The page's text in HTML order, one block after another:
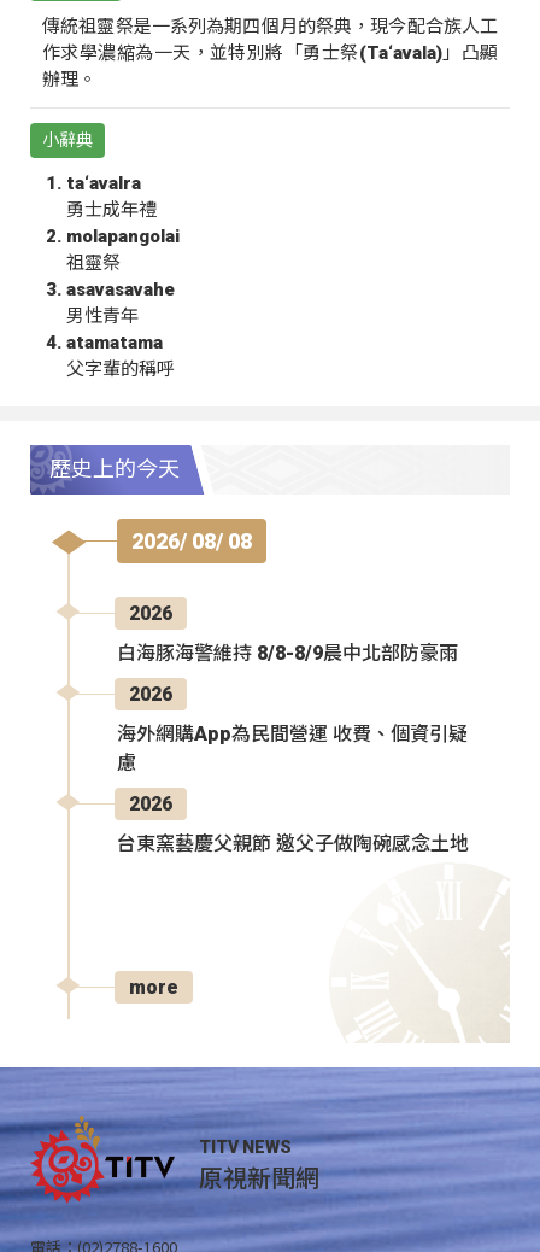
傳統祖靈祭是一系列為期四個月的祭典，現今配合族人工
作求學濃縮為一天，並特別將「勇士祭(Ta‘avala)」凸顯
辦理。
小辭典
ta‘avalra
勇士成年禮
molapangolai
祖靈祭
asavasavahe
男性青年
atamatama
父字輩的稱呼
歷史上的今天
2026/ 08/ 08
2026
白海豚海警維持 8/8-8/9晨中北部防豪雨
2026
海外網購App為民間營運 收費、個資引疑
慮
2026
台東窯藝慶父親節 邀父子做陶碗感念土地
more
TITV NEWS
原視新聞網
電話：(02)2788-1600